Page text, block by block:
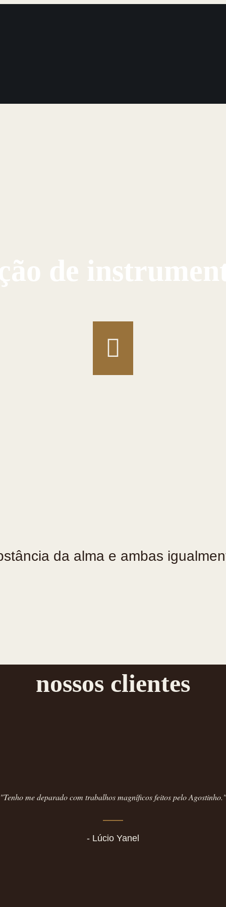
de
da alma e ambas
nossos clientes
"Tenho me deparado com trabalhos magníficos feitos pelo Agostinho."
- Lúcio Yanel